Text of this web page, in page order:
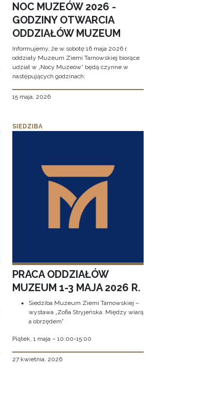
NOC MUZEÓW 2026 -
GODZINY OTWARCIA
ODDZIAŁÓW MUZEUM
Informujemy, że w sobotę 16 maja 2026 r.
oddziały Muzeum Ziemi Tarnowskiej biorące
udział w „Nocy Muzeów” będą czynne w
następujących godzinach:
15 maja, 2026
SIEDZIBA
PRACA ODDZIAŁÓW
MUZEUM 1-3 MAJA 2026 R.
Siedziba Muzeum Ziemi Tarnowskiej –
wystawa „Zofia Stryjeńska. Między wiarą
a obrzędem”
Piątek, 1 maja – 10:00-15:00
27 kwietnia, 2026